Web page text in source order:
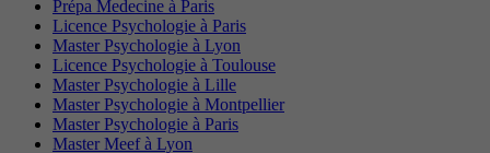
Prépa Medecine à Paris
Licence Psychologie à Paris
Master Psychologie à Lyon
Licence Psychologie à Toulouse
Master Psychologie à Lille
Master Psychologie à Montpellier
Master Psychologie à Paris
Master Meef à Lyon